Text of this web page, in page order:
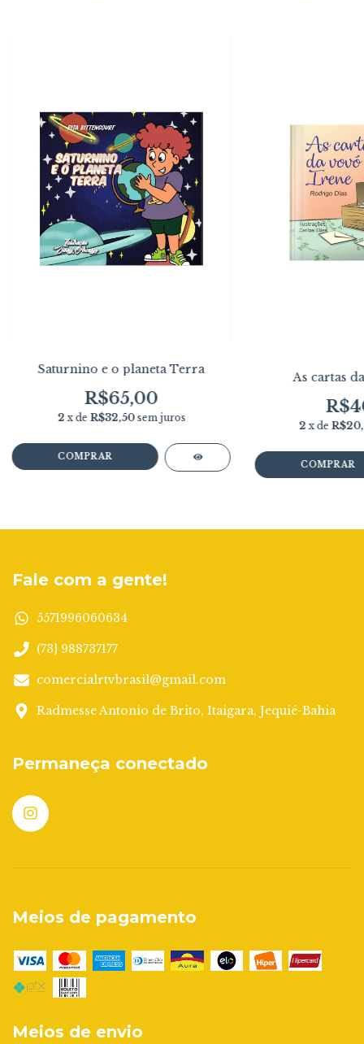
Saturnino e o planeta Terra
R$65,00
2 x de R$32,50 sem juros
As cartas
2 x de
Fale com a gente!
5571996060634
(73} 988737177
comercialrtvbrasil@gmail.com
Radmesse Antonio de Brito, Itaigara, Jequié-Bahia
Permaneça conectado
Meios de pagamento
Meios de envio